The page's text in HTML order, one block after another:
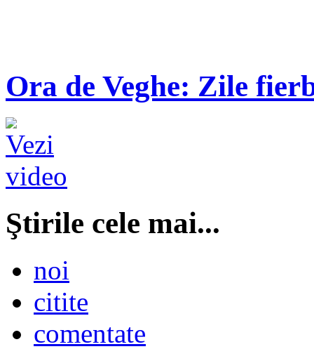
Ora de Veghe: Zile
Ştirile cele mai...
noi
citite
comentate